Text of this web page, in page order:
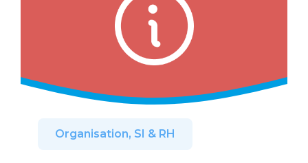
Organisation, SI & RH